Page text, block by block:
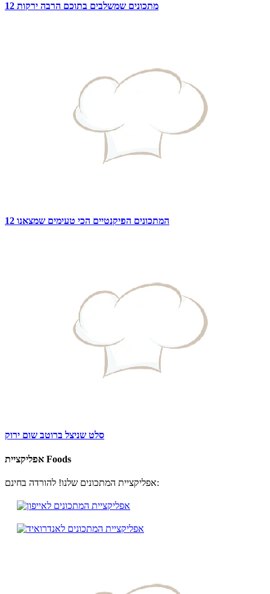
12 מתכונים שמשלבים בתוכם הרבה ירקות
12 המתכונים הפיקנטיים הכי טעימים שמצאנו
סלט שניצל ברוטב שום ירוק
אפליקציית Foods
אפליקציית המתכונים שלנו! להורדה בחינם: